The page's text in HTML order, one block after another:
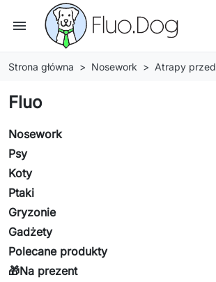
menu
Strona główna Nosework Atrapy
Fluo
Nosework
Psy
Koty
Ptaki
Gryzonie
Gadżety
Polecane produkty
🎁Na prezent